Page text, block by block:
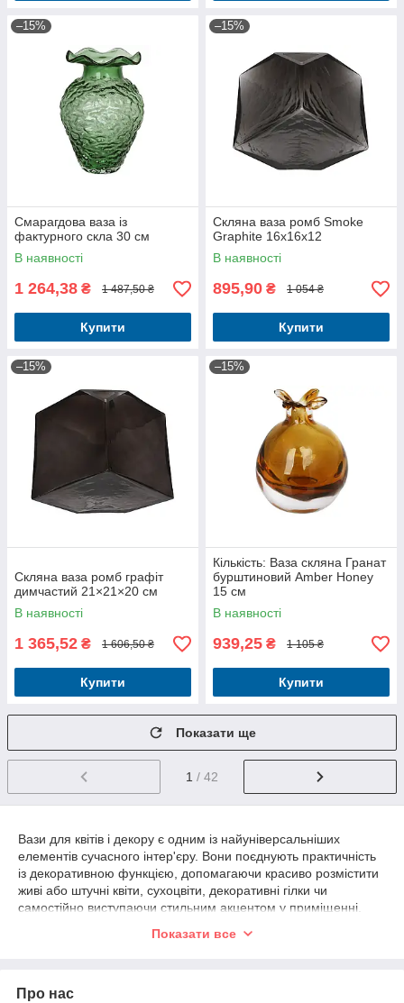
–15%
Смарагдова ваза із
фактурного скла 30 см
В наявності
1 264,38 ₴ 1 487,50 ₴
Купити
–15%
Скляна ваза ромб Smoke
Graphite 16x16x12
В наявності
895,90 ₴ 1 054 ₴
Купити
–15%
Скляна ваза ромб графіт
димчастий 21×21×20 см
В наявності
1 365,52 ₴ 1 606,50 ₴
Купити
–15%
Кількість: Ваза скляна Гранат
бурштиновий Amber Honey
15 см
В наявності
939,25 ₴ 1 105 ₴
Купити
Показати ще
1 / 42
Вази для квітів і декору є одним із найуніверсальніших
елементів сучасного інтер'єру. Вони поєднують практичність
із декоративною функцією, допомагаючи красиво розмістити
живі або штучні квіти, сухоцвіти, декоративні гілки чи
самостійно виступаючи стильним акцентом у приміщенні.
виразності та підкреслює його стиль.
Показати все
Про нас